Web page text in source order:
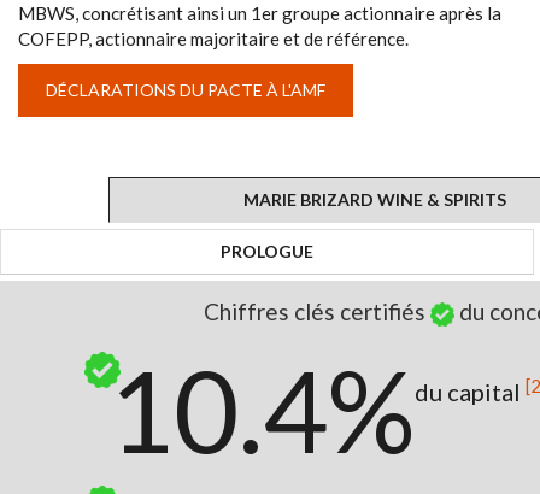
MBWS, concrétisant ainsi un 1er groupe actionnaire après la
COFEPP, actionnaire majoritaire et de référence.
DÉCLARATIONS DU PACTE À L'AMF
MARIE BRIZARD WINE & SPIRITS
PROLOGUE
Chiffres clés certifiés du
10.4%du capital